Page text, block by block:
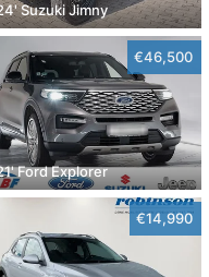
Suzuki Jimny
€46,500
Ford Explorer
€14,990